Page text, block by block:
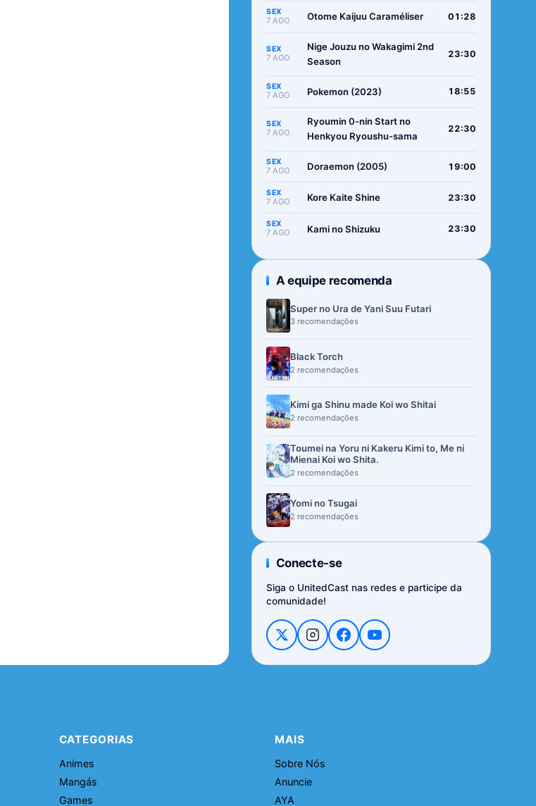
SEX
7 AGO Otome Kaijuu Caraméliser 01:28
SEX
7 AGO
Nige Jouzu no Wakagimi 2nd
Season
23:30
SEX
7 AGO Pokemon (2023) 18:55
SEX
7 AGO
Ryoumin 0-nin Start no
Henkyou Ryoushu-sama
22:30
SEX
7 AGO Doraemon (2005) 19:00
SEX
7 AGO Kore Kaite Shine 23:30
SEX
7 AGO Kami no Shizuku 23:30
A equipe recomenda
Super no Ura de Yani Suu Futari
3 recomendações
Black Torch
2 recomendações
Kimi ga Shinu made Koi wo Shitai
2 recomendações
Toumei na Yoru ni Kakeru Kimi to, Me ni
Mienai Koi wo Shita.
2 recomendações
Yomi no Tsugai
2 recomendações
Conecte-se
Siga o UnitedCast nas redes e participe da
comunidade!
CATEGORIAS
Animes
Mangás
Games
MAIS
Sobre Nós
Anuncie
AYA